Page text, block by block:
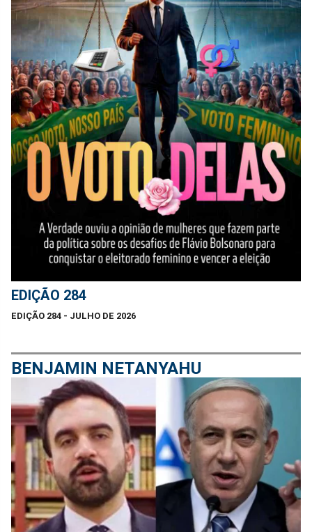
EDIÇÃO 284
EDIÇÃO 284 - JULHO DE 2026
BENJAMIN NETANYAHU